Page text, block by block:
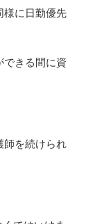
様に日勤優先
できる間に資
師を続けられ